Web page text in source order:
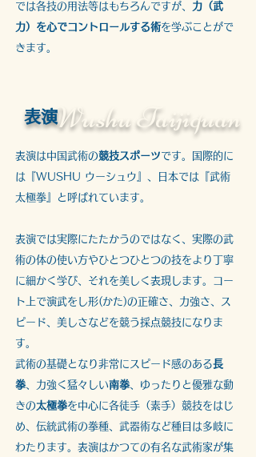
では各技の用法等はもちろんですが、 力（武
力）を心でコントロールする術を学ぶことがで
きます。
Wushu Taijiquan
​表演
​表演は中国武術の競技スポーツです。国際的に
は『WUSHU ウーシュウ』、日本では『武術
太極拳』と呼ばれています。
表演では実際にたたかうのではなく、実際の武
術の体の使い方やひとつひとつの技をより丁寧
に細かく学び、それを美しく表現します。コー
ト上で演武をし形(かた)の正確さ、力強さ、ス
ピード、美しさなどを競う採点競技になりま
す。
武術の基礎となり非常にスピード感のある長
拳、力強く猛々しい南拳、ゆったりと優雅な動
きの太極拳を中心に各徒手（素手）競技をはじ
め、伝統武術の拳種、武器術など種目は多岐に
わたります。表演はかつての有名な武術家が集